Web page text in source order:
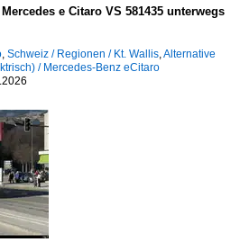
e Citaro VS 581435 unterwegs
, Schweiz / Regionen / Kt. Wallis,Alternative
/ Mercedes-Benz eCitaro